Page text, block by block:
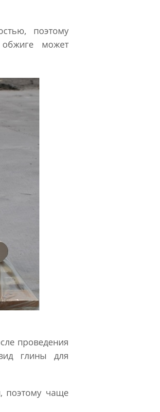
поэтому
может
проведения
глины для
поэтому чаще